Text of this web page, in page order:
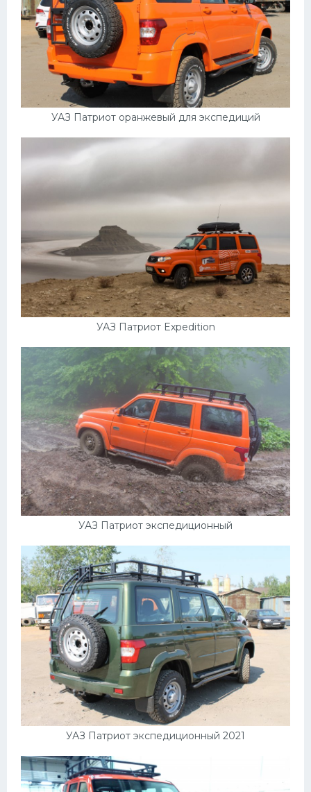
УАЗ Патриот оранжевый для экспедиций
УАЗ Патриот Expedition
УАЗ Патриот экспедиционный
УАЗ Патриот экспедиционный 2021